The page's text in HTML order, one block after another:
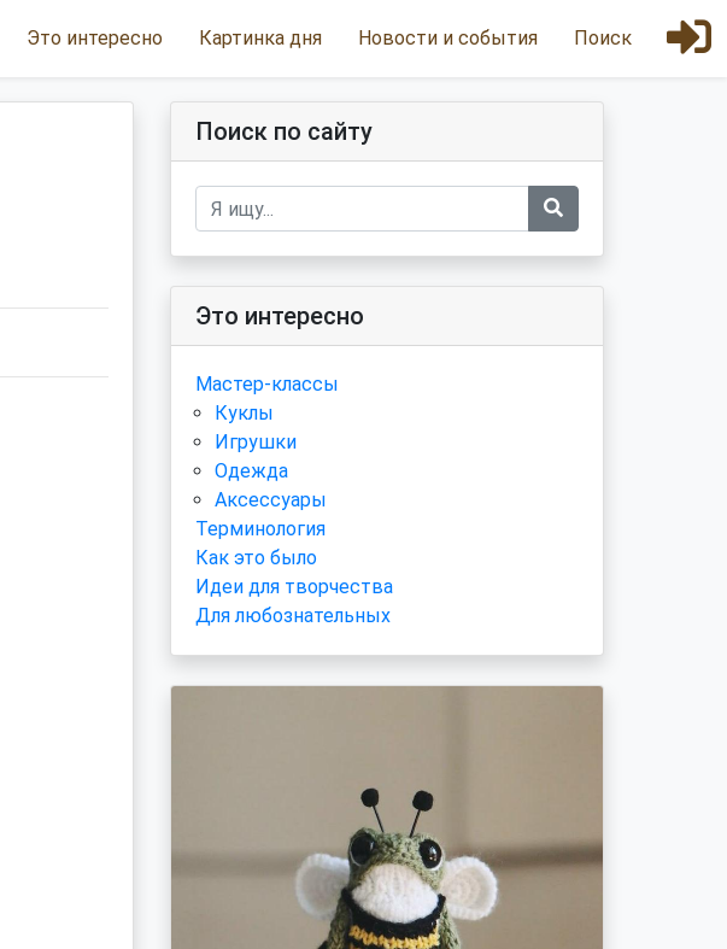
Это интересно Картинка дня Новости и события Поиск
Поиск по сайту
Это интересно
Мастер-классы
Куклы
Игрушки
Одежда
Аксессуары
Терминология
Как это было
Идеи для творчества
Для любознательных